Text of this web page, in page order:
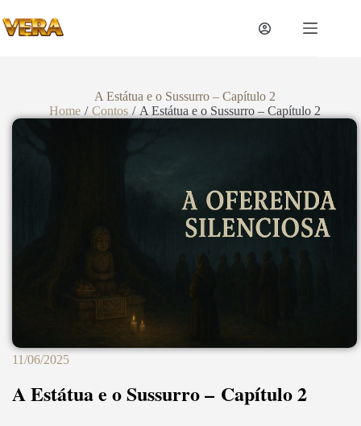
A Estátua e o Sussurro – Capítulo 2
Home / Contos / A Estátua e o Sussurro – Capítulo 2
11/06/2025
A Estátua e o Sussurro – Capítulo 2